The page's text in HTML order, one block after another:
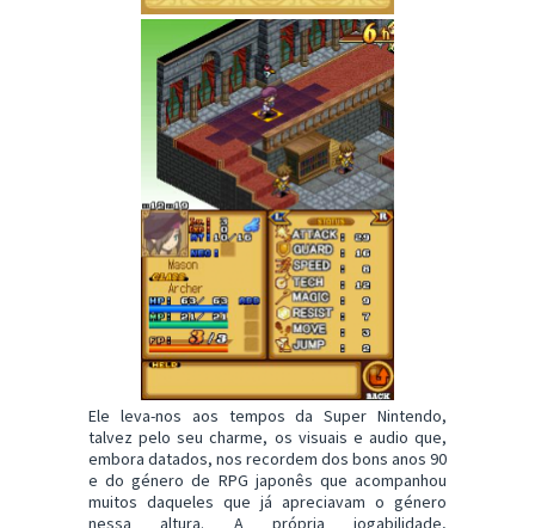
Ele leva-nos aos tempos da Super Nintendo,
talvez pelo seu charme, os visuais e audio que,
embora datados, nos recordem dos bons anos 90
e do género de RPG japonês que acompanhou
muitos daqueles que já apreciavam o género
nessa altura. A própria jogabilidade,